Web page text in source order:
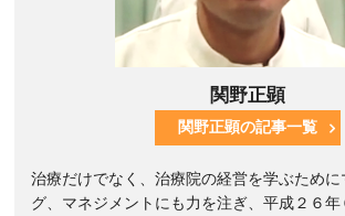
関野正顕
関野正顕の記事一覧
治療だけでなく、治療院の経営を学ぶために
グ、マネジメントにも力を注ぎ、平成２６年